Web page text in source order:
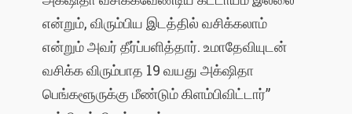
என்றும், விரும்பிய இடத்தில் வசிக்கலாம்
என்றும் அவர் தீர்ப்பளித்தார். உமாதேவியுடன்
வசிக்க விரும்பாத 19 வயது அக்‌ஷிதா
பெங்களூருக்கு மீண்டும் கிளம்பிவிட்டார்”